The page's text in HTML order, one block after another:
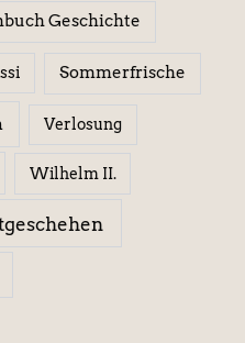
Geschichte
Sommerfrische
Verlosung
Wilhelm II.